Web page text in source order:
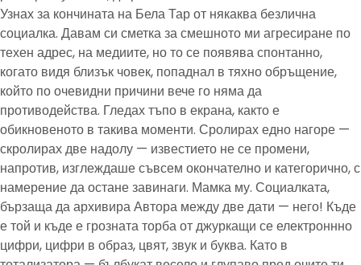
Узнах за кончината на Бела Тар от някаква безлична
социалка. Давам си сметка за смешното ми агресиране по
техен адрес, на медиите, но то се появява спонтанно,
когато видя близък човек, попаднал в тяхно обръщение,
който по очевидни причини вече го няма да
противодейства. Гледах тъпо в екрана, както е
обикновеното в такива моменти. Сролирах едно нагоре —
скролирах две надолу — известието не се промени,
напротив, изглеждаше съвсем окончателно и категорично, с
намерение да остане завинаги. Мамка му. Социалката,
бързаща да архивира Автора между две дати — него! Къде
е той и къде е грозната торба от джуркащи се електроннно
цифри, цифри в образ, цвят, звук и буква. Като в